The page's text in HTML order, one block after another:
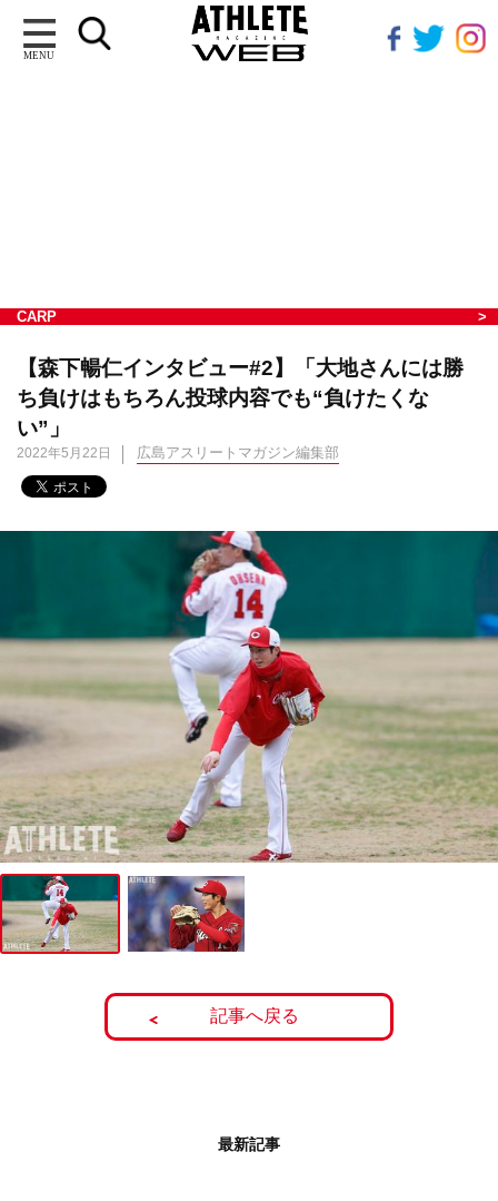
MENU
CARP
【森下暢仁インタビュー#2】「大地さんには勝
ち負けはもちろん投球内容でも“負けたくな
い”」
2022年5月22日 広島アスリートマガジン編集部
記事へ戻る
最新記事